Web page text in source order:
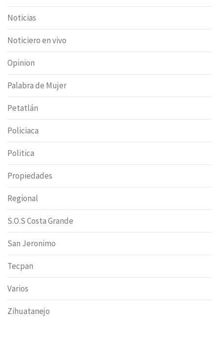
Noticias
Noticiero en vivo
Opinion
Palabra de Mujer
Petatlán
Policiaca
Politica
Propiedades
Regional
S.O.S Costa Grande
San Jeronimo
Tecpan
Varios
Zihuatanejo